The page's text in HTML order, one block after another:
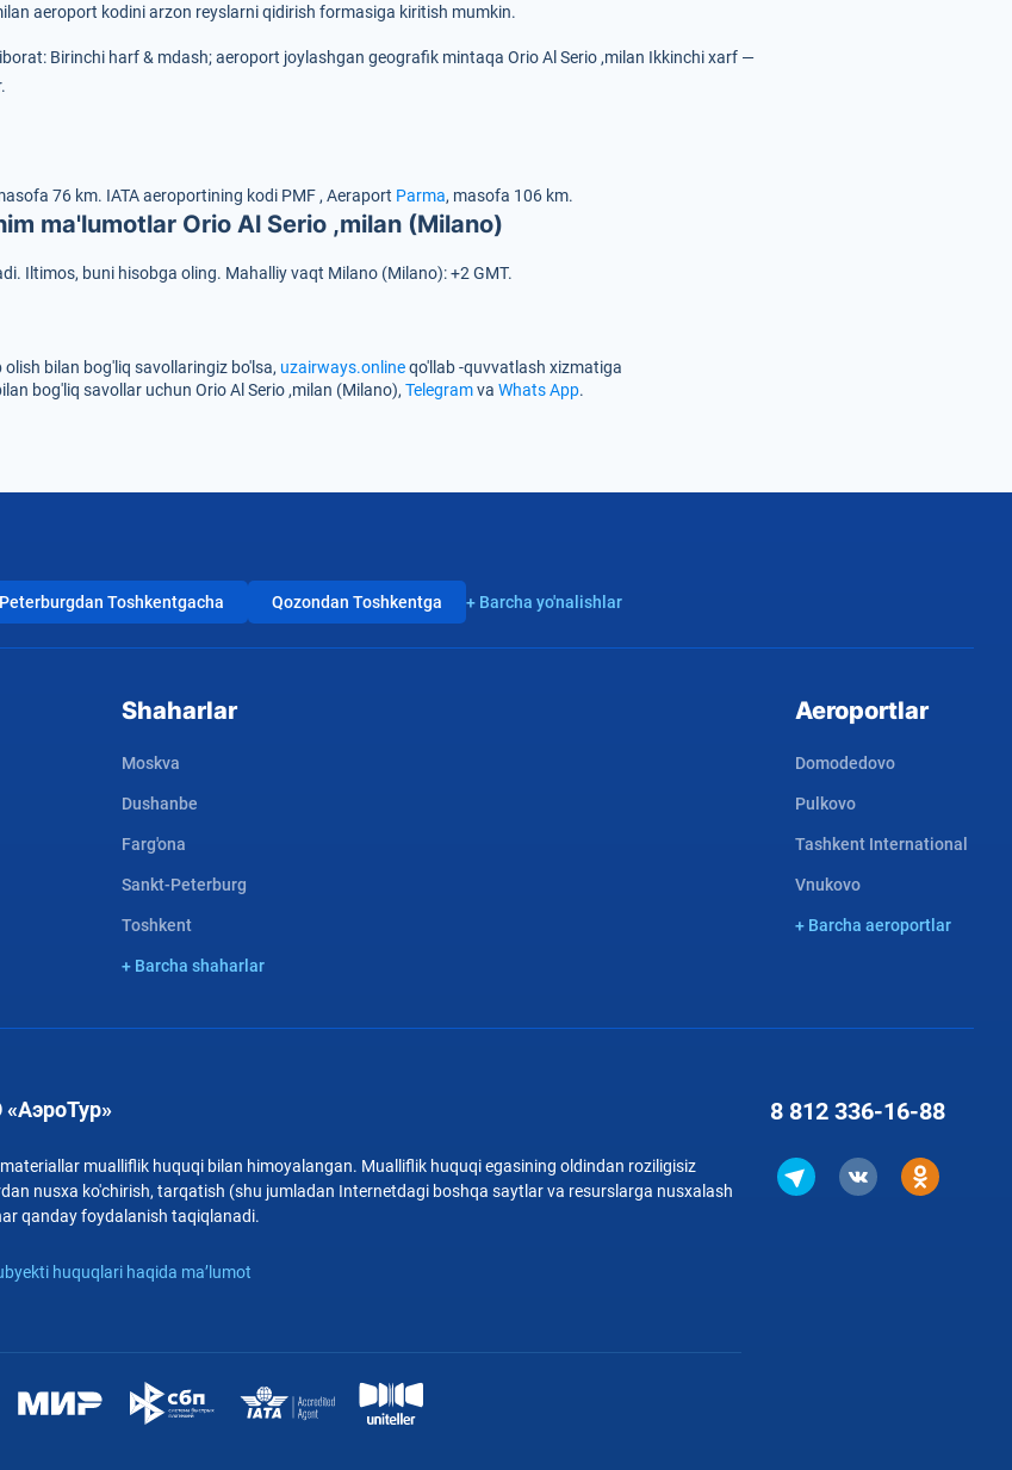
aeroport kodini arzon reyslarni qidirish formasiga kiritish mumkin.
Birinchi harf & mdash; aeroport joylashgan geografik mintaqa Orio Al Serio ,milan Ikkinchi xarf —
76 km. IATA aeroportining kodi PMF , Aeraport Parma, masofa 106 km.
ma'lumotlar Orio Al Serio ,milan (Milano)
Iltimos, buni hisobga oling. Mahalliy vaqt Milano (Milano): +2 GMT.
bilan bog'liq savollaringiz bo'lsa, uzairways.onlineqo'llab -quvvatlash xizmatiga
bog'liq savollar uchun Orio Al Serio ,milan (Milano), Telegramva Whats App.
Toshkentgacha Qozondan Toshkentga + Barcha yo'nalishlar
Shaharlar
Moskva
Dushanbe
Farg'ona
Sankt-Peterburg
Toshkent
+ Barcha shaharlar
Aeroportlar
Domodedovo
Pulkovo
Tashkent International
Vnukovo
+ Barcha aeroportlar
mualliflik huquqi bilan himoyalangan. Mualliflik huquqi egasining oldindan roziligisiz
nusxa ko'chirish, tarqatish (shu jumladan Internetdagi boshqa saytlar va resurslarga nusxalash
qanday foydalanish taqiqlanadi.
huquqlari haqida ma’lumot
8 812 336-16-88